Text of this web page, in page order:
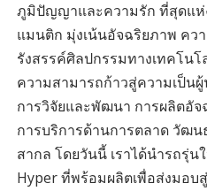
ภูมิปัญญาและความรัก ที่สุดแห่
แมนติก มุ่งเน้นอัจฉริยภาพ คว
รังสรรค์ศิลปกรรมทางเทคโน
ความสามารถก้าวสู่ความเป็น
การวิจัยและพัฒนา การผลิตอั
การบริการด้านการตลาด วัฒ
สากล โดยวันนี้ เราได้นำรถรุ่
Hyper ที่พร้อมผลิตเพื่อส่งมอบ